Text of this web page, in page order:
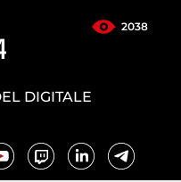
2038
DIGITALE